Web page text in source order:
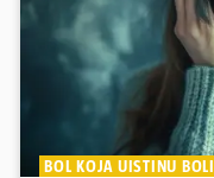
BOL KOJA UISTINU BOLI